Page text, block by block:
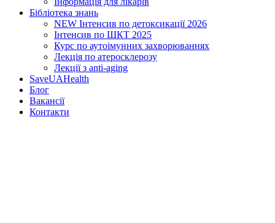
Бібліотека знань
NEW Інтенсив по детоксикації 2026
Інтенсив по ШКТ 2025
Курс по аутоімунних захворюваннях
Лекція по атеросклерозу
Лекції з anti-aging
SaveUAHealth
Блог
Вакансії
Контакти